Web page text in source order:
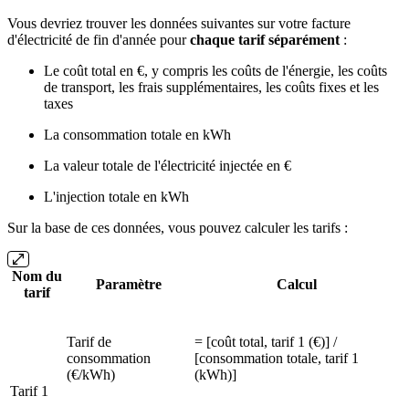
Vous devriez trouver les données suivantes sur votre facture
d'électricité de fin d'année pourchaque tarif séparément:
Le coût total en €, y compris les coûts de l'énergie, les coûts
de transport, les frais supplémentaires, les coûts fixes et les
taxes
La consommation totale en kWh
La valeur totale de l'électricité injectée en €
L'injection totale en kWh
Sur la base de ces données, vous pouvez calculer les tarifs :
Nom du
tarif
Paramètre Calcul
Tarif 1
Tarif de
consommation
(€/kWh)
= [coût total, tarif 1 (€)] /
[consommation totale, tarif 1
(kWh)]